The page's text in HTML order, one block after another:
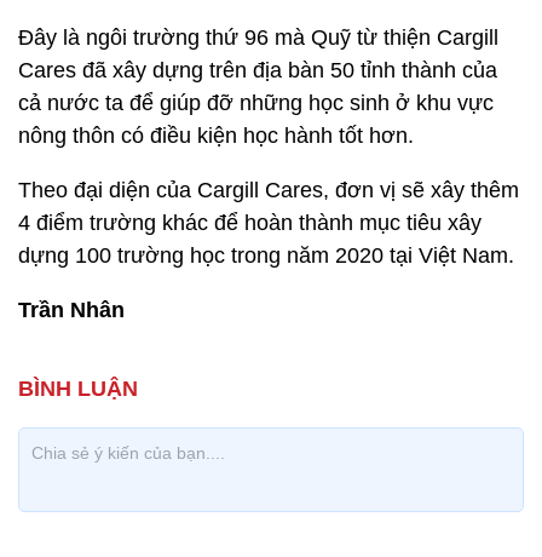
Đây là ngôi trường thứ 96 mà Quỹ từ thiện Cargill
Cares đã xây dựng trên địa bàn 50 tỉnh thành của
cả nước ta để giúp đỡ những học sinh ở khu vực
nông thôn có điều kiện học hành tốt hơn.
Theo đại diện của Cargill Cares, đơn vị sẽ xây thêm
4 điểm trường khác để hoàn thành mục tiêu xây
dựng 100 trường học trong năm 2020 tại Việt Nam.
Trần Nhân